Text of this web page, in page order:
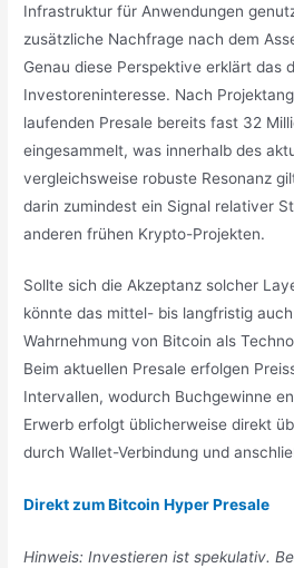
Infrastruktur für Anwendungen
zusätzliche Nachfrage nach dem
Genau diese Perspektive erklärt das
Investoreninteresse. Nach
laufenden Presale bereits fast 32
eingesammelt, was innerhalb des
vergleichsweise robuste Resonanz
darin zumindest ein Signal relativer
anderen frühen Krypto-Projekten.
Sollte sich die Akzeptanz solcher
könnte das mittel- bis langfristig
Wahrnehmung von Bitcoin als
Beim aktuellen Presale erfolgen
Intervallen, wodurch Buchgewinne
Erwerb erfolgt üblicherweise direkt
durch Wallet-Verbindung und
Direkt zum Bitcoin Hyper Presale
Hinweis: Investieren ist spekulativ.